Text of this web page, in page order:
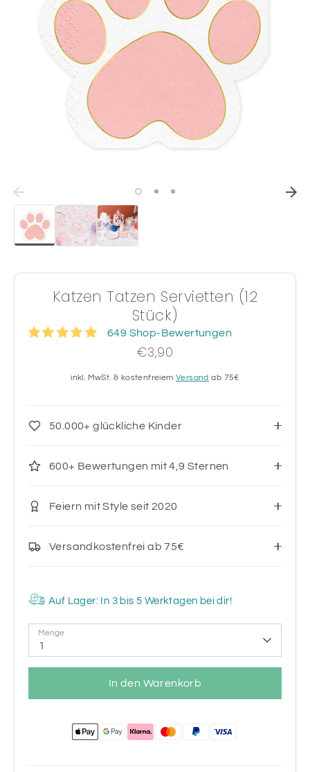
Katzen Tatzen Servietten (12
Stück)
649 Shop-Bewertungen
€3,90
inkl. MwSt. & kostenfreiemVersand ab 75€
50.000+ glückliche Kinder
600+ Bewertungen mit 4,9 Sternen
Feiern mit Style seit 2020
Versandkostenfrei ab 75€
Auf Lager: In 3 bis 5 Werktagen bei dir!
Menge
1
In den Warenkorb